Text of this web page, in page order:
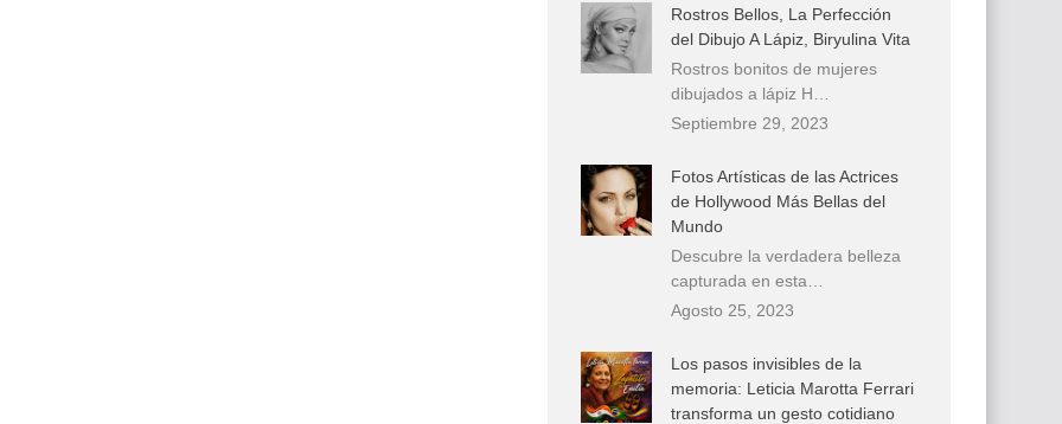
Rostros Bellos, La Perfección
del Dibujo A Lápiz, Biryulina Vita
Rostros bonitos de mujeres
dibujados a lápiz H…
Septiembre 29, 2023
Fotos Artísticas de las Actrices
de Hollywood Más Bellas del
Mundo
Descubre la verdadera belleza
capturada en esta…
Agosto 25, 2023
Los pasos invisibles de la
memoria: Leticia Marotta Ferrari
transforma un gesto cotidiano